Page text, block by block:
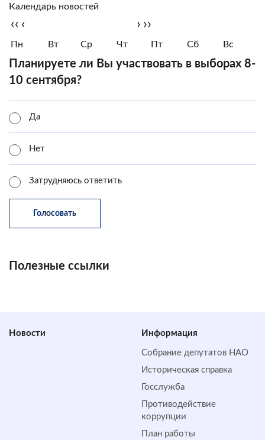
Календарь новостей
‹‹ ‹ › ››
Пн Вт Ср Чт Пт Сб Вс
Планируете ли Вы участвовать в выборах 8-
10 сентября?
Да
Нет
Затрудняюсь ответить
Полезные ссылки
Новости Информация
Собрание депутатов НАО
Историческая справка
Госслужба
Противодействие
коррупции
План работы